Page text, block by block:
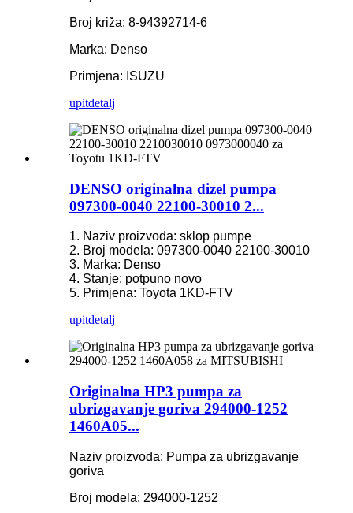
Broj križa: 8-94392714-6
Marka: Denso
Primjena: ISUZU
upitdetalj
DENSO originalna dizel pumpa
097300-0040 22100-30010 2...
1. Naziv proizvoda: sklop pumpe
2. Broj modela: 097300-0040 22100-30010
3. Marka: Denso
4. Stanje: potpuno novo
5. Primjena: Toyota 1KD-FTV
upitdetalj
Originalna HP3 pumpa za
ubrizgavanje goriva 294000-1252
1460A05...
Naziv proizvoda: Pumpa za ubrizgavanje
goriva
Broj modela: 294000-1252